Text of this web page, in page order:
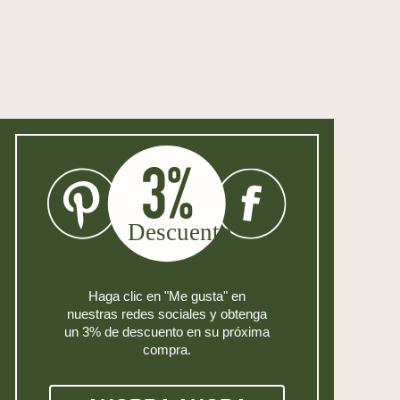
Haga clic en "Me gusta" en
nuestras redes sociales y obtenga
un 3% de descuento en su próxima
compra.